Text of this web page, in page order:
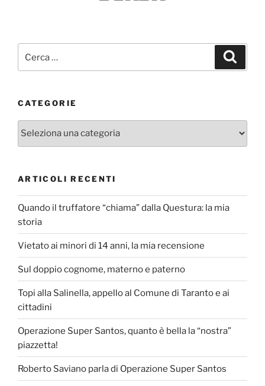
CATEGORIE
Categorie
ARTICOLI RECENTI
Quando il truffatore “chiama” dalla Questura: la mia
storia
Vietato ai minori di 14 anni, la mia recensione
Sul doppio cognome, materno e paterno
Topi alla Salinella, appello al Comune di Taranto e ai
cittadini
Operazione Super Santos, quanto è bella la “nostra”
piazzetta!
Roberto Saviano parla di Operazione Super Santos